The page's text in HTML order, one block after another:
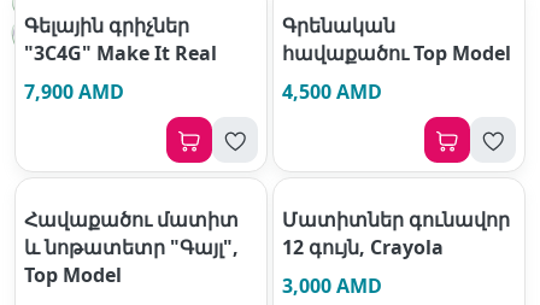
Գելային գրիչներ
"3C4G" Make It Real
7,900 AMD
Գրենական
հավաքածու Top Model
4,500 AMD
Հավաքածու մատիտ
և նոթատետր "Գայլ",
Top Model
Մատիտներ գունավոր
12 գույն, Crayola
3,000 AMD